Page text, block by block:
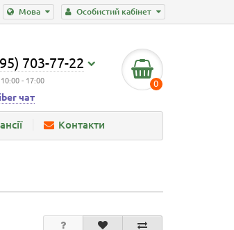
Особистий кабінет
Мова
703-77-22
- 17:00
чат
0
Контакти